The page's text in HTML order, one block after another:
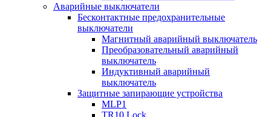
Аварийные выключатели
Бесконтактные предохранительные
выключатели
Магнитный аварийный выключатель
Преобразовательный аварийный
выключатель
Индуктивный аварийный
выключатель
Защитные запирающие устройства
MLP1
TR10 Lock